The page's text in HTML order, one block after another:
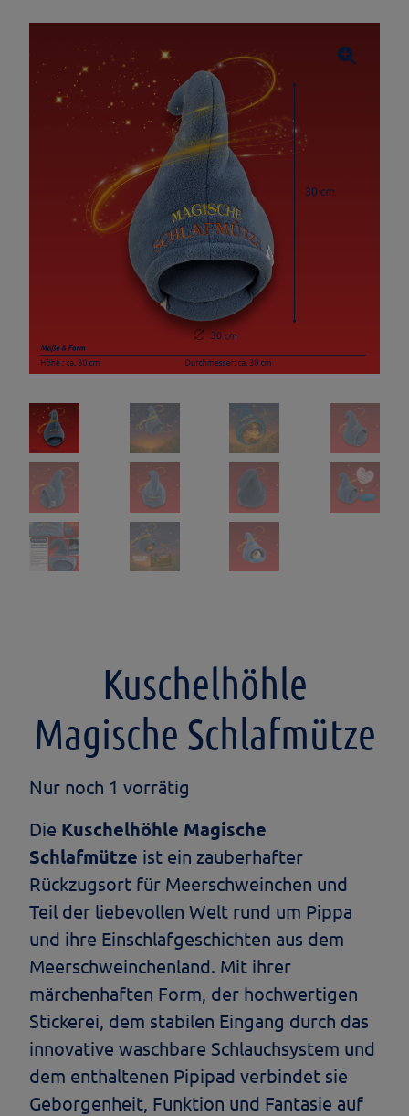
Kuschelhöhle
Magische Schlafmütze
Nur noch 1 vorrätig
Die Kuschelhöhle Magische
Schlafmütze ist ein zauberhafter
Rückzugsort für Meerschweinchen und
Teil der liebevollen Welt rund um Pippa
und ihre Einschlafgeschichten aus dem
Meerschweinchenland. Mit ihrer
märchenhaften Form, der hochwertigen
Stickerei, dem stabilen Eingang durch das
innovative waschbare Schlauchsystem und
dem enthaltenen Pipipad verbindet sie
Geborgenheit, Funktion und Fantasie auf